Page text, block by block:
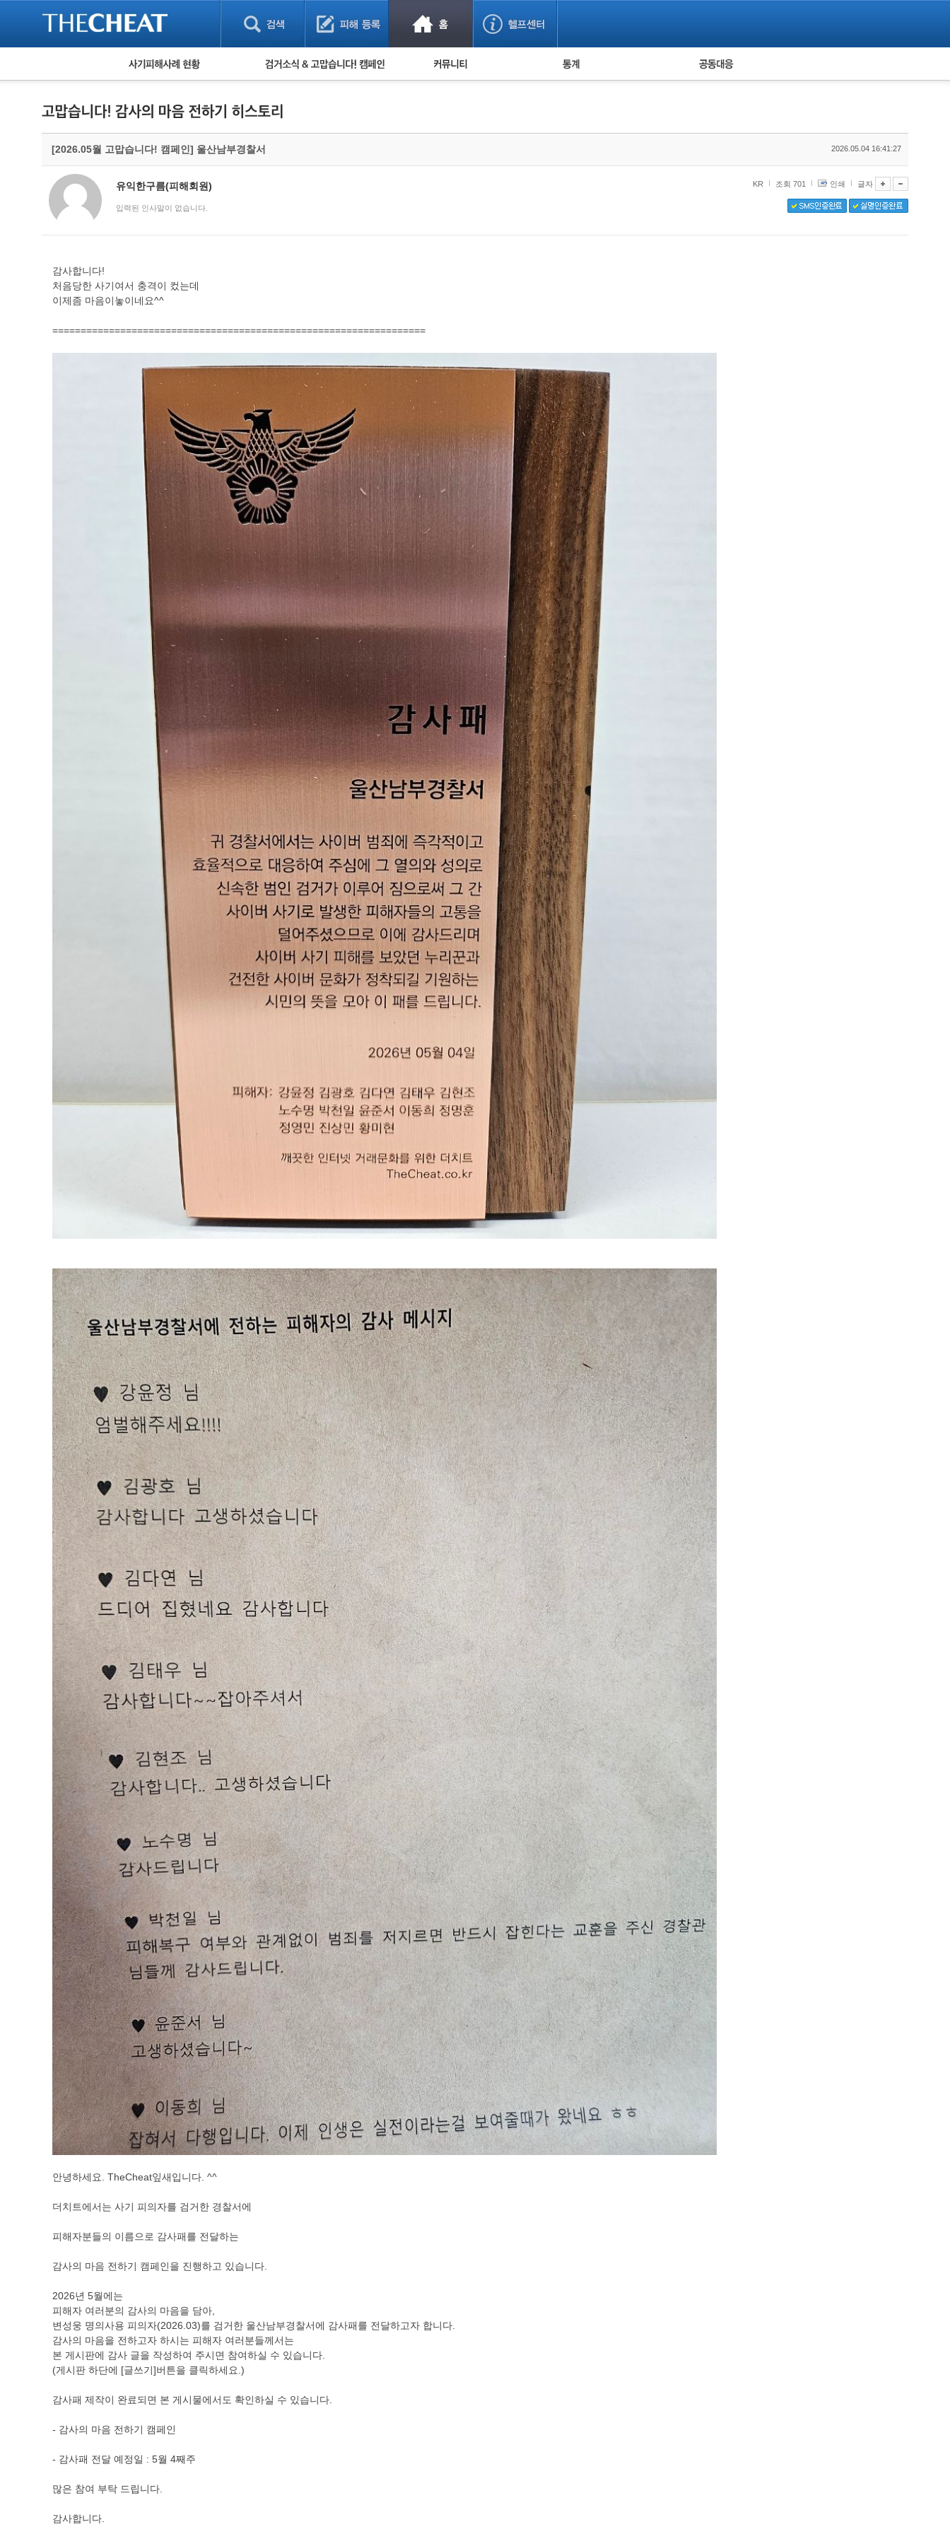
피해사례 현황
게임 · 비실물 피해사례
보이스피싱 피해사례
유해사이트 목록
비공개 피해사례
워킹홀리데이 피해사례
검거 소식 사기 예방했어요! 누적 피해사례 통계 피해자 공동대응
[2026.05월 고맙습니다! 캠페인] 울산남부경찰서 2026.05.04 16:41:27
유익한구름(피해회원)
입력된 인사말이 없습니다.
KR 조회 701 인쇄 글자
감사합니다!
처음당한 사기여서 충격이 컸는데
이제좀 마음이놓이네요^^
==================================================================
안녕하세요. TheCheat잎새입니다. ^^
더치트에서는 사기 피의자를 검거한 경찰서에
피해자분들의 이름으로 감사패를 전달하는
감사의 마음 전하기 캠페인을 진행하고 있습니다.
2026년 5월에는
피해자 여러분의 감사의 마음을 담아,
변성웅 명의사용 피의자(2026.03)를 검거한 울산남부경찰서에 감사패를 전달하고자 합니다.
감사의 마음을 전하고자 하시는 피해자 여러분들께서는
본 게시판에 감사 글을 작성하여 주시면 참여하실 수 있습니다.
(게시판 하단에 [글쓰기]버튼을 클릭하세요.)
감사패 제작이 완료되면 본 게시물에서도 확인하실 수 있습니다.
- 감사의 마음 전하기 캠페인
- 감사패 전달 예정일 : 5월 4째주
많은 참여 부탁 드립니다.
감사합니다.